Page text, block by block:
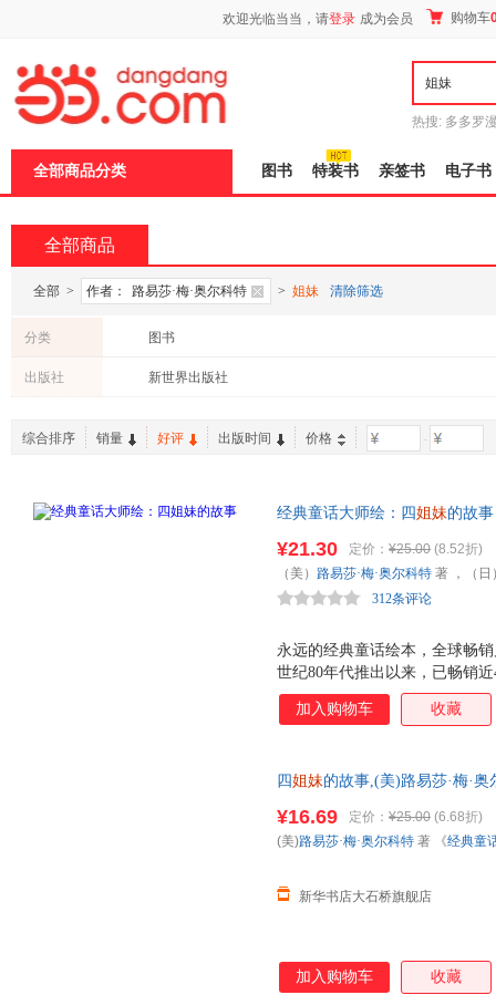
欢迎光临当当，请登录 成为会员 购物车
热搜: 多多罗
全部商品分类 图书 特装书 亲签书 电子书
全部商品
全部 > 作者： 路易莎·梅·奥尔科特 > 姐妹 清除筛选
分类 图书
出版社 新世界出版社
综合排序 销量 好评 出版时间 价格 -
经典童话大师绘：四姐妹的故
赠纯正英文故事音频！唯美、
子重温儿时美好回忆！
永远的经典童话绘本，全球畅
世纪80年代推出以来，已畅销
20多种文字，销往多个国家和
经典，孩子们的童话故事： 精
起长盛不衰的绘画风潮 ：本书
铁臂阿童木 ，从此一发不可收
是在销量上，他都取得惊人的
¥21.30 定价： ¥25.00 (8.52折)
312条评论
（美） 路易莎·梅·奥尔科特 著 ，（日
加入购物车 收藏
四姐妹的故事,(美)路易莎·梅·
货 85%城市次日送达！团购优
¥16.69 定价： ¥25.00 (6.68折)
新华书店大石桥旗舰店
(美)路易莎·梅·奥尔科特 著 《经典童
加入购物车 收藏
页
加